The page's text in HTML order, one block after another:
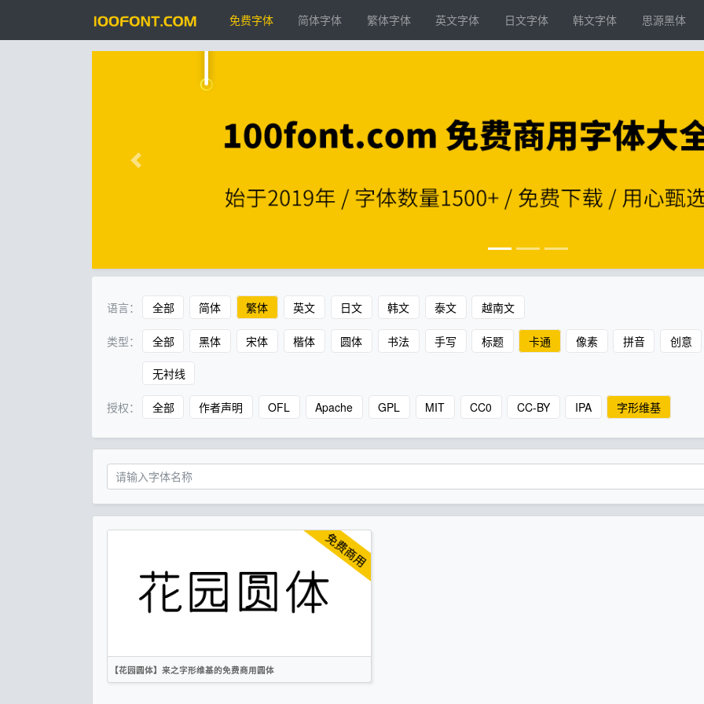
免费字体 简体字体 繁体字体 英文字体 日文字体 韩文字体 思源黑体
语言： 全部 简体 繁体 英文 日文 韩文 泰文 越南文
类型： 全部 黑体 宋体 楷体 圆体 书法 手写 标题 卡通 像素 拼音 创意
无衬线
授权： 全部 作者声明 OFL Apache GPL MIT CC0 CC-BY IPA 字形维基
【花园圆体】来之字形维基的免费商用圆体